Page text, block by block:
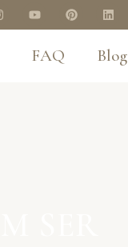
FAQ Blog